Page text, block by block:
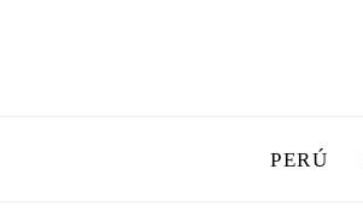
PERÚ